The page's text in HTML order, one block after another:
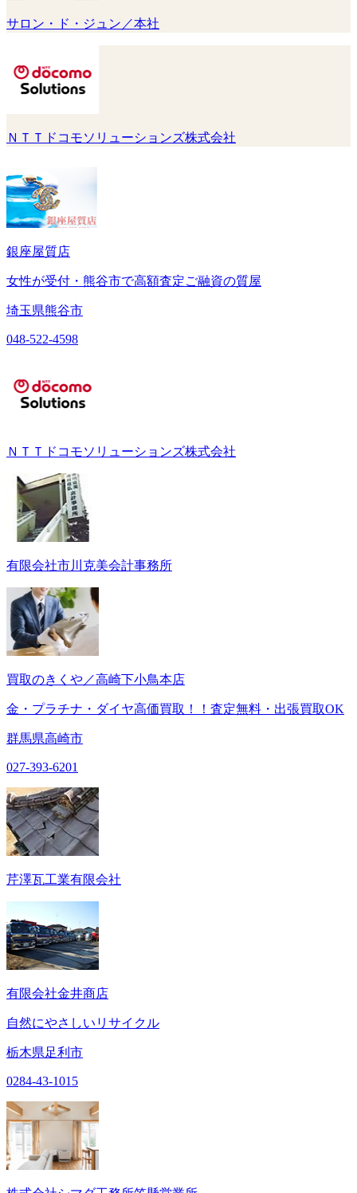
サロン・ド・ジュン／本社
ＮＴＴドコモソリューションズ株式会社
銀座屋質店
女性が受付・熊谷市で高額査定ご融資の質屋
埼玉県熊谷市
048-522-4598
ＮＴＴドコモソリューションズ株式会社
有限会社市川克美会計事務所
買取のきくや／高崎下小鳥本店
金・プラチナ・ダイヤ高価買取！！査定無料・出張買取OK
群馬県高崎市
027-393-6201
芹澤瓦工業有限会社
有限会社金井商店
自然にやさしいリサイクル
栃木県足利市
0284-43-1015